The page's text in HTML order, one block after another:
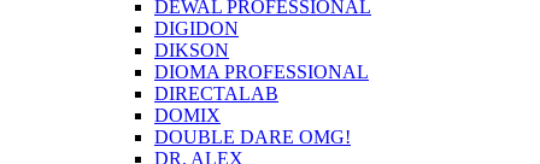
DEWAL PROFESSIONAL
DIGIDON
DIKSON
DIOMA PROFESSIONAL
DIRECTALAB
DOMIX
DOUBLE DARE OMG!
DR. ALEX